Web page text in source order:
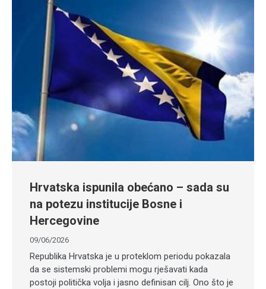
Hrvatska ispunila obećano – sada su
na potezu institucije Bosne i
Hercegovine
09/06/2026
Republika Hrvatska je u proteklom periodu pokazala
da se sistemski problemi mogu rješavati kada
postoji politička volja i jasno definisan cilj. Ono što je